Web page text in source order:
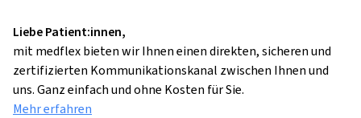
Liebe Patient:innen,
mit medflex bieten wir Ihnen einen direkten, sicheren und
zertifizierten Kommunikationskanal zwischen Ihnen und
uns. Ganz einfach und ohne Kosten für Sie.
Mehr erfahren